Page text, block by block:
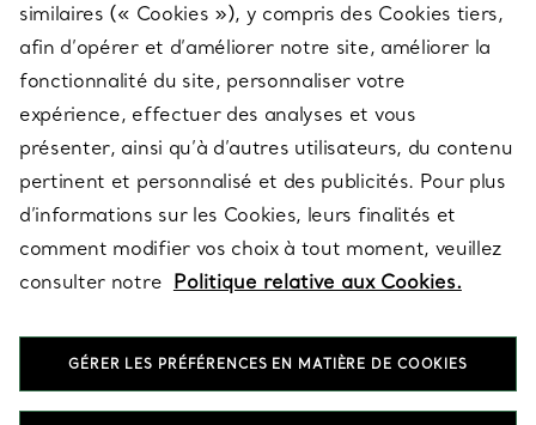
À PROPOS
QUESTIONS LÉGALES
SUIVEZ-NOUS
similaires (« Cookies »), y compris des Cookies tiers,
afin d’opérer et d’améliorer notre site, améliorer la
fonctionnalité du site, personnaliser votre
expérience, effectuer des analyses et vous
présenter, ainsi qu’à d’autres utilisateurs, du contenu
pertinent et personnalisé et des publicités. Pour plus
d’informations sur les Cookies, leurs finalités et
comment modifier vos choix à tout moment, veuillez
consulter notre Politique relative aux Cookies.
GÉRER LES PRÉFÉRENCES EN MATIÈRE DE COOKIES